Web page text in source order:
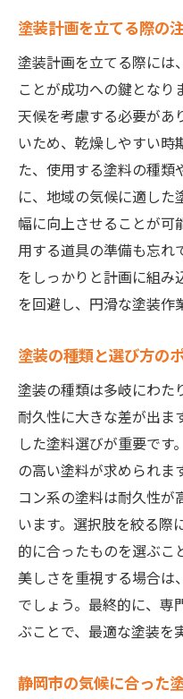
静岡市の塗装準
塗装前の適
静岡市での
塗装面の下
静岡市特有
塗装におけ
静岡市での
成功する塗装準
静岡市での
塗装計画の
静岡市の風
安全で効果
塗装準備で
塗装計画を立てる際の
塗装計画を立てる際には
ことが成功への鍵となり
天候を考慮する必要があ
いため、乾燥しやすい時
た、使用する塗料の種類
に、地域の気候に適した
幅に向上させることが可
用する道具の準備も忘れ
をしっかりと計画に組み
を回避し、円滑な塗装作
塗装の種類と選び方の
塗装の種類は多岐にわた
耐久性に大きな差が出ま
した塗料選びが重要です
の高い塗料が求められま
コン系の塗料は耐久性が
います。選択肢を絞る際
的に合ったものを選ぶこ
美しさを重視する場合は
でしょう。最終的に、専
ぶことで、最適な塗装を
静岡市の気候に合った